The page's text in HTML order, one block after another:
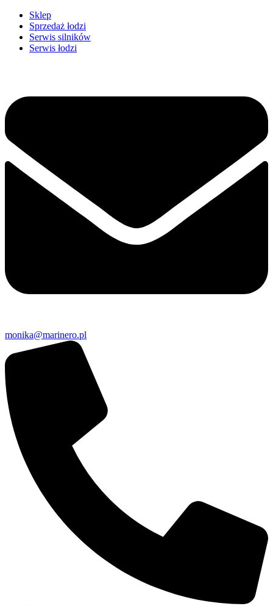
Przejdź
treści
Sklep
Sprzedaż łodzi
Serwis silników
Serwis łodzi
monika@marinero.pl